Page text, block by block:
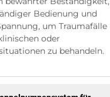
Bedienung und
um Traumafälle
oder
zu behandeln.